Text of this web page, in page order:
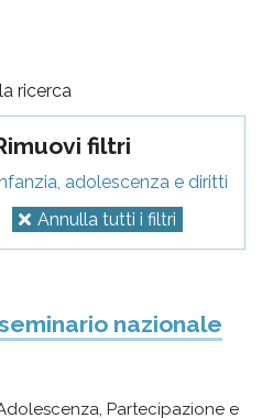
ricerca
filtri
adolescenza e diritti
Annulla tutti i filtri
nazionale
Partecipazione e